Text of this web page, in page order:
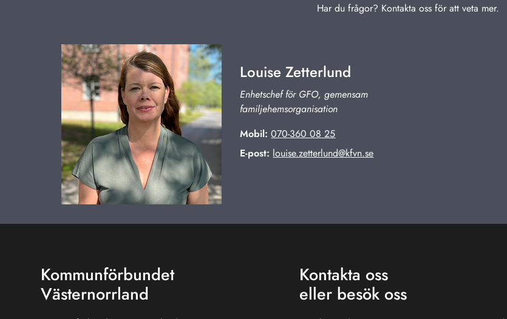
Har du frågor? Kontakta oss för att veta mer.
Louise Zetterlund
Enhetschef för GFO, gemensam
familjehemsorganisation
Mobil:070-360 08 25
E-post: louise.zetterlund@kfvn.se
Kommunförbundet
Västernorrland
Kontakta oss
eller besök oss